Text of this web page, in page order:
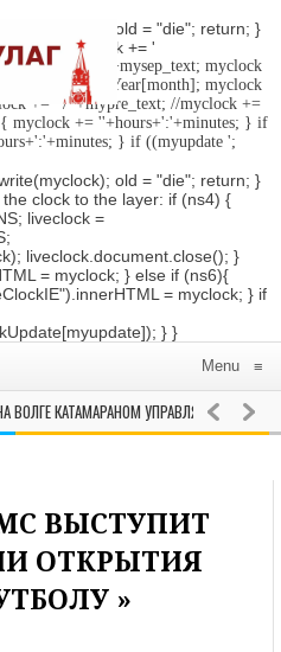
old = "die"; return; }
= ''; myclock += '
myclock += ' '+mysep_text; myclock
'+MonthsOfYear[month]; myclock
+= ' / '+mypre_text; //myclock +=
myclock += ''+hours+':'+minutes; } if
} if ((myupdate ';
old = "die"; return; }
clock to the layer: if (ns4) {
liveclock =
liveclock.document.close(); }
= myclock; } else if (ns6){
= myclock; } if
} }
Menu ≡
КАТАМАРАНОМ УПРАВЛЯЛ РАНЕЕ
ВЫСТУПИТ
ОТКРЫТИЯ
»